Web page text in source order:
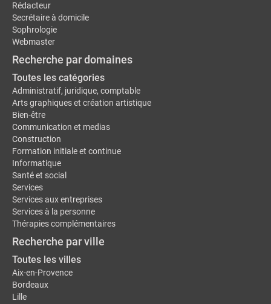
Rédacteur
Secrétaire à domicile
Sophrologie
Webmaster
Recherche par domaines
Toutes les catégories
Administratif, juridique, comptable
Arts graphiques et création artistique
Bien-être
Communication et medias
Construction
Formation initiale et continue
Informatique
Santé et social
Services
Services aux entreprises
Services à la personne
Thérapies complémentaires
Recherche par ville
Toutes les villes
Aix-en-Provence
Bordeaux
Lille